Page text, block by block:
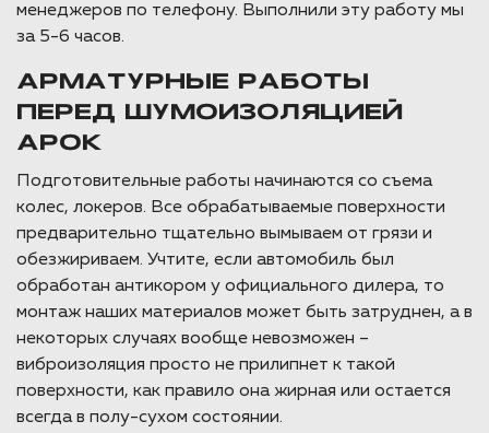
менеджеров по телефону. Выполнили эту работу мы
за 5-6 часов.
АРМАТУРНЫЕ РАБОТЫ
ПЕРЕД ШУМОИЗОЛЯЦИЕЙ
АРОК
Подготовительные работы начинаются со съема
колес, локеров. Все обрабатываемые поверхности
предварительно тщательно вымываем от грязи и
обезжириваем. Учтите, если автомобиль был
обработан антикором у официального дилера, то
монтаж наших материалов может быть затруднен, а в
некоторых случаях вообще невозможен –
виброизоляция просто не прилипнет к такой
поверхности, как правило она жирная или остается
всегда в полу-сухом состоянии.